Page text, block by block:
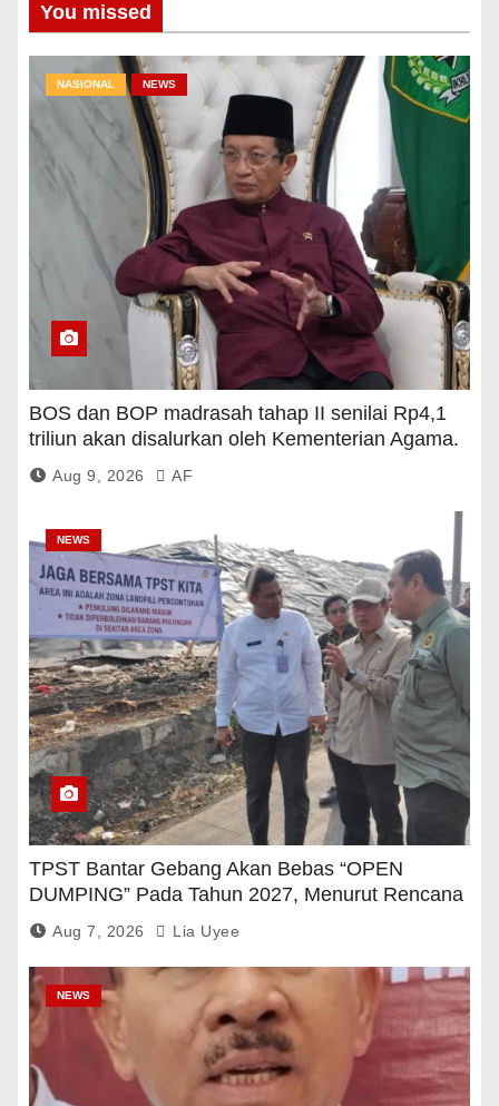
You missed
NASIONAL NEWS
BOS dan BOP madrasah tahap II senilai Rp4,1
triliun akan disalurkan oleh Kementerian Agama.
Aug 9, 2026 AF
NEWS
TPST Bantar Gebang Akan Bebas “OPEN
DUMPING” Pada Tahun 2027, Menurut Rencana
Pemerintah
Aug 7, 2026 Lia Uyee
NEWS